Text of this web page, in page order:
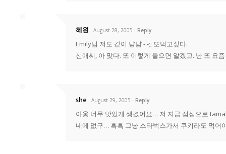
혜원 · August 28, 2005 Reply
Emily님 저도 같이 냠냠 -.-;; 또먹고싶다.
신애씨, 아 맞다. 또 이렇게 들으면 알겠고..난 또 요
she · August 29, 2005 Reply
아웅 너무 맛있게 생겼어요… 저 지금 점심으로
네에 없구… 흑흑 그냥 스타벅스가서 쿠키라도 먹어